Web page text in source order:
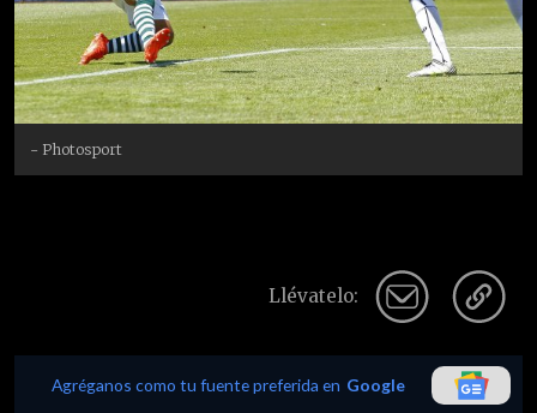
- Photosport
Llévatelo:
Agréganos como tu fuente preferida en Google